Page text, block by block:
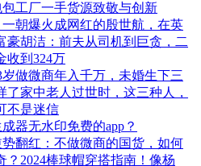
工厂一手货源致敬与创新
一朝爆火成网红的殷世航，在英
豪胡洁：前夫从司机到巨贪，二
收到324万
做微商年入千万，未婚生下三
家中老人过世时，这三种人，
不是迷信
器无水印免费的app？
势翻红：不做微商的国货，如何
？2024棒球帽穿搭指南！像杨